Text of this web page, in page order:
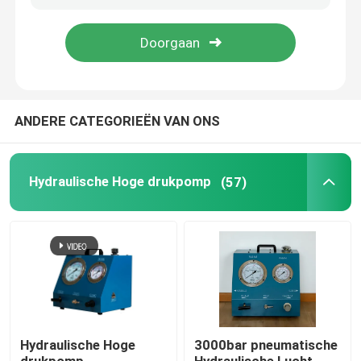
Over ons
Vraag een offerte
Hydraulische Hoge drukpomp
Hydraulische Pneumatische Pomp
ANDERE CATEGORIEËN VAN ONS
Hydraulische Hoge drukpomp (57)
Hydraulische Hoge
3000bar pneumatische